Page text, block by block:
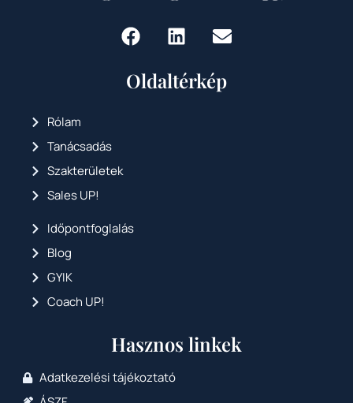
Oldaltérkép
Rólam
Tanácsadás
Szakterületek
Sales UP!
Időpontfoglalás
Blog
GYIK
Coach UP!
Hasznos linkek
Adatkezelési tájékoztató